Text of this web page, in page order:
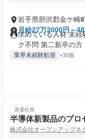
岩手県胆沢郡金ケ崎
月給27万3000円～
求めている人材 未経
ク不問 第二新卒の方
業界未経験歓迎 +30個
派遣社員
半導体新製品のプ
株式会社オープンアップネ